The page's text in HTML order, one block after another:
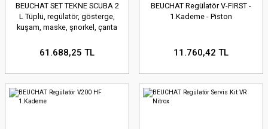
BEUCHAT SET TEKNE SCUBA 2
L Tüplü, regülatör, gösterge,
kuşam, maske, şnorkel, çanta
61.688,25 TL
BEUCHAT Regülatör V-FIRST -
1.Kademe - Piston
11.760,42 TL